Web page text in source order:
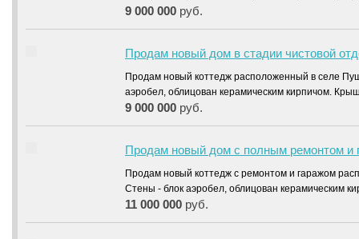
9 000 000 руб.
Продам новый дом в стадии чистовой
Продам новый коттедж расположенный в селе
аэробел, облицован керамическим кирпичом.
9 000 000 руб.
Продам новый дом с полным ремонтом и
Продам новый коттедж с ремонтом и гаражом
Стены - блок аэробел, облицован керамическим
11 000 000 руб.